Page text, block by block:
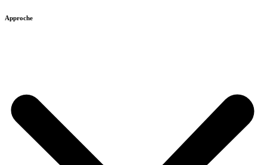
Approche